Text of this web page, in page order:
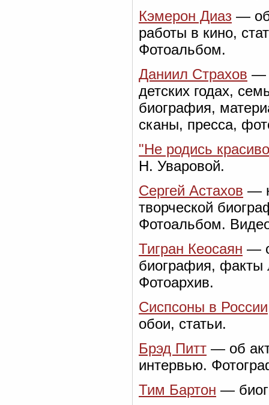
Кэмерон Диаз — об
работы в кино,
Фотоальбом.
Даниил Страхов —
детских годах,
биография,
сканы, пресса,
"Не родись
Н. Уваровой.
Сергей Астахов —
творческой
Фотоальбом.
Тигран Кеосаян —
биография, факты
Фотоархив.
Сиспсоны в России
обои, статьи.
Брэд Питт — об
интервью.
Тим Бартон —